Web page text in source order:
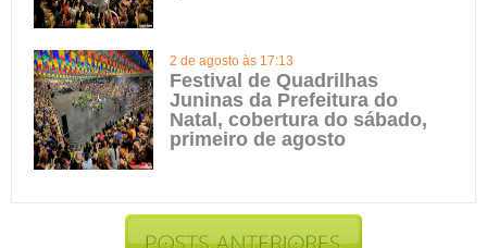
2 de agosto às 17:13
Festival de Quadrilhas
Juninas da Prefeitura do
Natal, cobertura do sábado,
primeiro de agosto